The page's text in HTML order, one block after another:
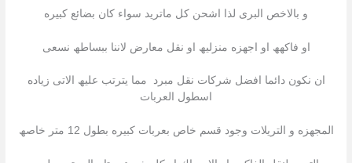
و بالاخص البرى لذا اشحن كل ماترید سواء كان بضائع كبیره
او فاكھھ او اجھزه منزلیھ او نقل معارض لاننا ببساطھ نسعى
ان نكون دائما افضل شركات نقل مبرد مما یترتب علیھ الاتى زیاده
اسطول العربات
المجھزه و التریلات وجود قسم خاص بعربات كبیره بطول 12 متر خاصھ